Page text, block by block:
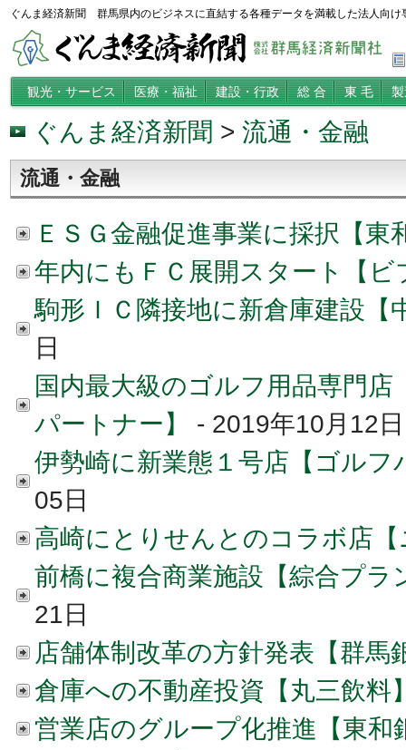
ぐんま経済新聞 群馬県内のビジネスに直結する各種データを満載した法人向け
観光・サービス 医療・福祉 建設・行政 総 合 東 毛
ぐんま経済新聞 > 流通・金融
流通・金融
ＥＳＧ金融促進事業に採択【東
年内にもＦＣ展開スタート【ビ
駒形ＩＣ隣接地に新倉庫建設【
日
国内最大級のゴルフ用品専門
パートナー】
- 2019年10月12日
伊勢崎に新業態１号店【ゴルフ
05日
高崎にとりせんとのコラボ店
前橋に複合商業施設【綜合プラ
21日
店舗体制改革の方針発表【群馬
倉庫への不動産投資【丸三飲料
営業店のグループ化推進【東和